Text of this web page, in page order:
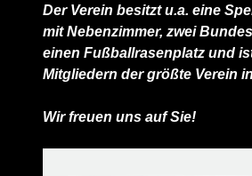
Der Verein besitzt u.a. eine
mit Nebenzimmer, zwei
einen Fußballrasenplatz und
Mitgliedern der größte Verein
Wir freuen uns auf Sie!